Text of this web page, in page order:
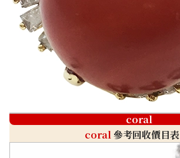
coral
coral參考回收價目表